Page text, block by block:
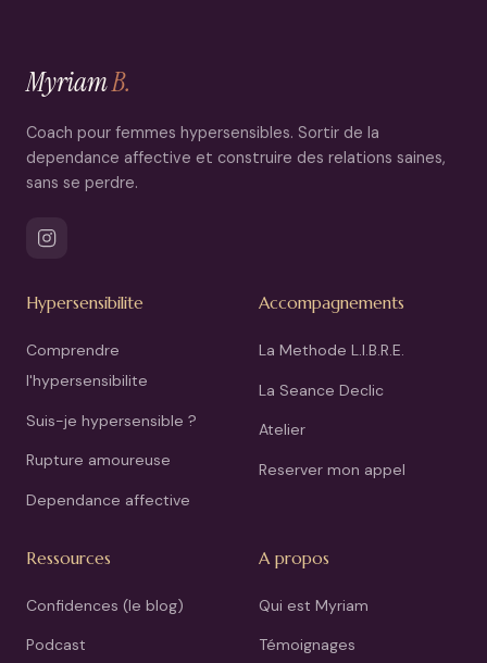
MyriamB.
Coach pour femmes hypersensibles. Sortir de la
dependance affective et construire des relations saines,
sans se perdre.
Hypersensibilite
Comprendre
l'hypersensibilite
Suis-je hypersensible ?
Rupture amoureuse
Dependance affective
Accompagnements
La Methode L.I.B.R.E.
La Seance Declic
Atelier
Reserver mon appel
Ressources
Confidences (le blog)
Podcast
A propos
Qui est Myriam
Témoignages